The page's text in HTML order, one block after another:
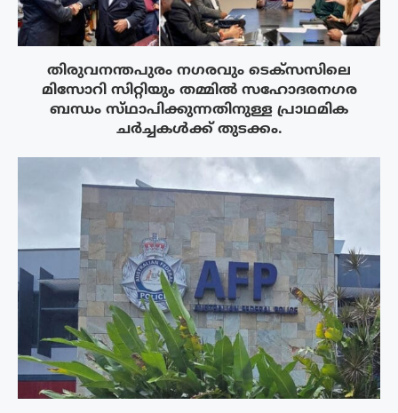
തിരുവനന്തപുരം നഗരവും ടെക്‌സസിലെ
മിസോറി സിറ്റിയും തമ്മിൽ സഹോദരനഗര
ബന്ധം സ്‌ഥാപിക്കുന്നതിനുള്ള പ്രാഥമിക
ചർച്ചകൾക്ക് തുടക്കം.